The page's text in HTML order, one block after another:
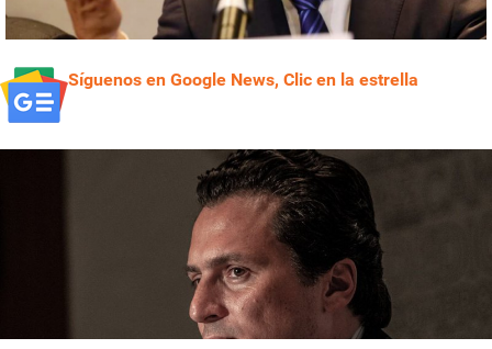
Síguenos en Google News, Clic en la estrella